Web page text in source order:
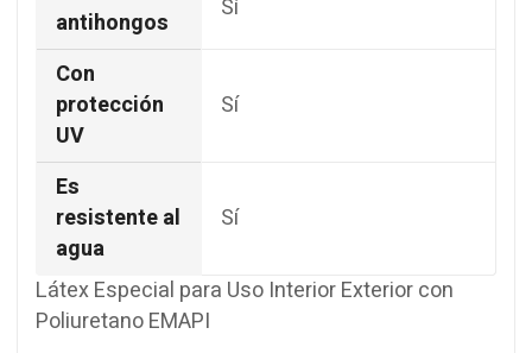
antihongos
Sí
Con
protección
UV
Sí
Es
resistente al
agua
Sí
Látex Especial para Uso Interior Exterior con
Poliuretano EMAPI